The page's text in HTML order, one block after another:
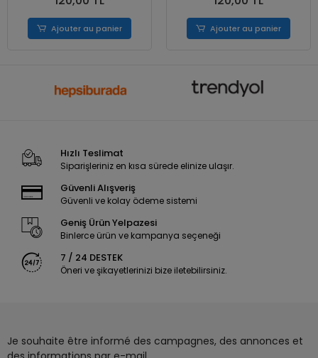
Ajouter au panier Ajouter au panier
Hızlı Teslimat
Siparişleriniz en kısa sürede elinize ulaşır.
Güvenli Alışveriş
Güvenli ve kolay ödeme sistemi
Geniş Ürün Yelpazesi
Binlerce ürün ve kampanya seçeneği
7 / 24 DESTEK
Öneri ve şikayetlerinizi bize iletebilirsiniz.
Je souhaite être informé des campagnes, des annonces et